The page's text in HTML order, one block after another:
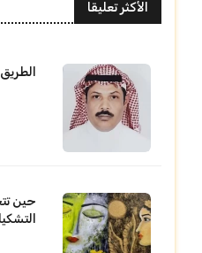
الأكثر تعليقا
حين